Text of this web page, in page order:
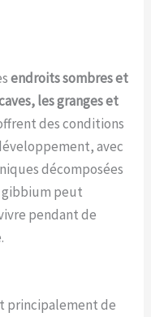
endroits sombres et
les granges et
des conditions
avec
décomposées
gibbium peut
pendant de
principalement de